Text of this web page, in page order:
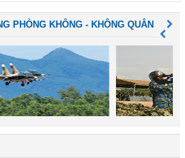
PHÒNG KHÔNG - KHÔNG QUÂN